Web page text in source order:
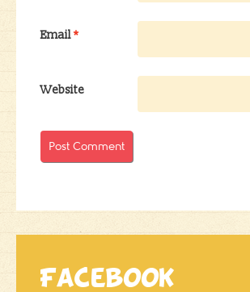
Email*
Website
Facebook